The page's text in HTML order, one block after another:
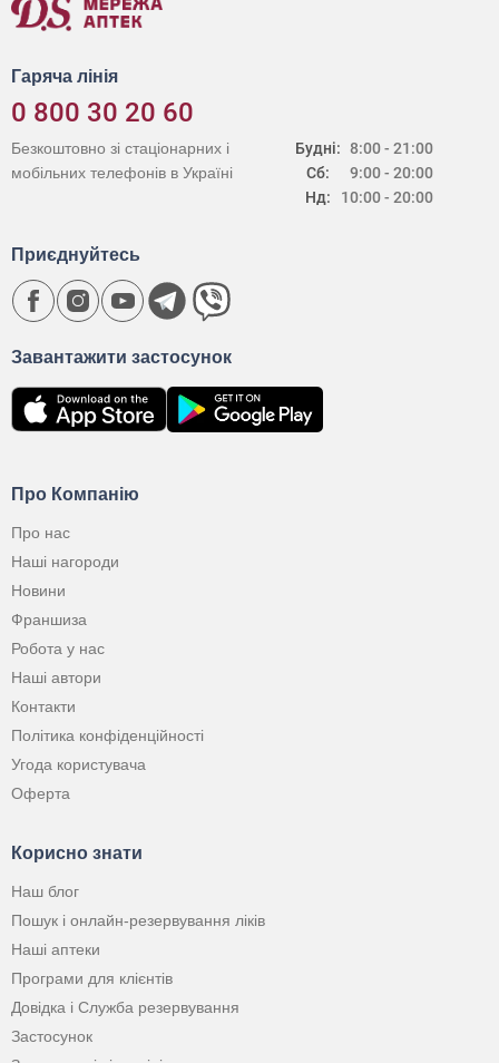
Гаряча лінія
0 800 30 20 60
Будні:
Сб:
Нд:
8:00 - 21:00
9:00 - 20:00
10:00 - 20:00
Безкоштовно зі стаціонарних і
мобільних телефонів в Україні
Про Компанію
Про нас
Наші нагороди
Новини
Франшиза
Робота у нас
Наші автори
Контакти
Політика конфіденційності
Угода користувача
Оферта
Корисно знати
Наш блог
Пошук і онлайн-резервування ліків
Наші аптеки
Програми для клієнтів
Довідка і Служба резервування
Застосунок
Завантажити застосунок
Приєднуйтесь